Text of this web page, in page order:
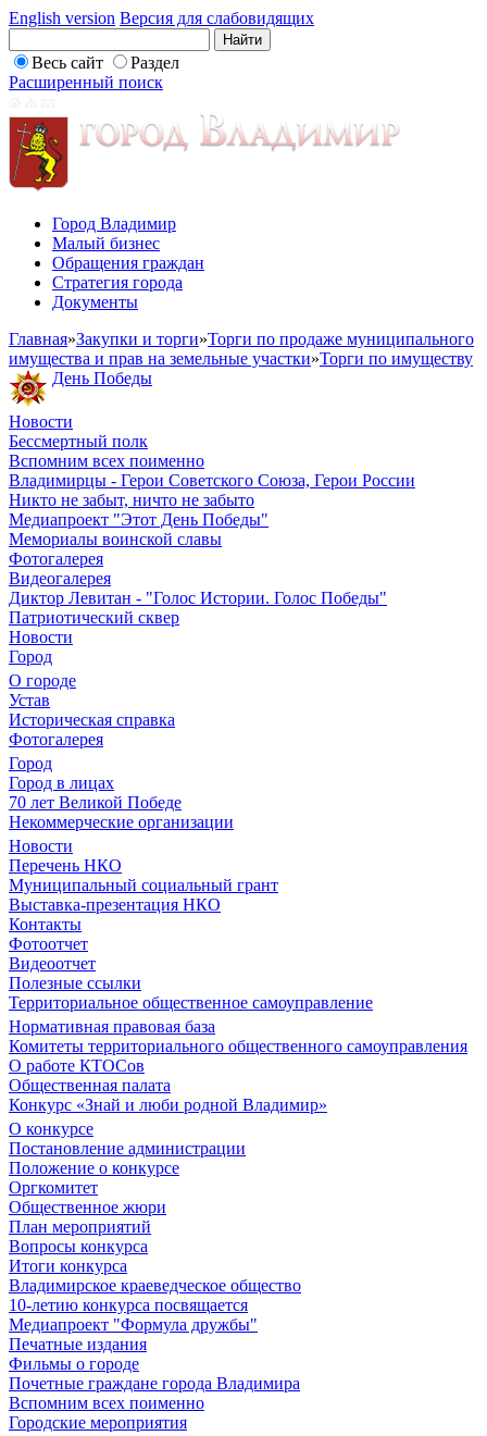
English version Версия для слабовидящих
Весь сайт
Раздел
Расширенный поиск
Город Владимир
Малый бизнес
Обращения граждан
Стратегия города
Документы
Главная»Закупки и торги»Торги по продаже муниципального
имущества и прав на земельные участки»Торги по имуществу
День Победы
Новости
Бессмертный полк
Вспомним всех поименно
Владимирцы - Герои Советского Союза, Герои России
Никто не забыт, ничто не забыто
Медиапроект "Этот День Победы"
Мемориалы воинской славы
Фотогалерея
Видеогалерея
Диктор Левитан - "Голос Истории. Голос Победы"
Патриотический сквер
Новости
Город
О городе
Устав
Историческая справка
Фотогалерея
Город
Город в лицах
70 лет Великой Победе
Некоммерческие организации
Новости
Перечень НКО
Муниципальный социальный грант
Выставка-презентация НКО
Контакты
Фотоотчет
Видеоотчет
Полезные ссылки
Территориальное общественное самоуправление
Нормативная правовая база
Комитеты территориального общественного самоуправления
О работе КТОСов
Общественная палата
Конкурс «Знай и люби родной Владимир»
О конкурсе
Постановление администрации
Положение о конкурсе
Оргкомитет
Общественное жюри
План мероприятий
Вопросы конкурса
Итоги конкурса
Владимирское краеведческое общество
10-летию конкурса посвящается
Медиапроект "Формула дружбы"
Печатные издания
Фильмы о городе
Почетные граждане города Владимира
Вспомним всех поименно
Городские мероприятия